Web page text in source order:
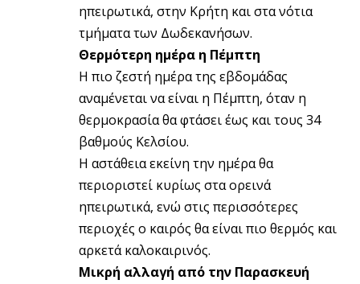
ηπειρωτικά, στην Κρήτη και στα νότια
τμήματα των Δωδεκανήσων.
Θερμότερη ημέρα η Πέμπτη
Η πιο ζεστή ημέρα της εβδομάδας
αναμένεται να είναι η Πέμπτη, όταν η
θερμοκρασία θα φτάσει έως και τους 34
βαθμούς Κελσίου.
Η αστάθεια εκείνη την ημέρα θα
περιοριστεί κυρίως στα ορεινά
ηπειρωτικά, ενώ στις περισσότερες
περιοχές ο καιρός θα είναι πιο θερμός και
αρκετά καλοκαιρινός.
Μικρή αλλαγή από την Παρασκευή